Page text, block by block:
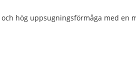
hög uppsugningsförmåga med en